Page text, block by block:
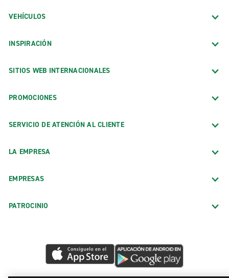
VEHÍCULOS
INSPIRACIÓN
SITIOS WEB INTERNACIONALES
PROMOCIONES
SERVICIO DE ATENCIÓN AL CLIENTE
LA EMPRESA
EMPRESAS
PATROCINIO